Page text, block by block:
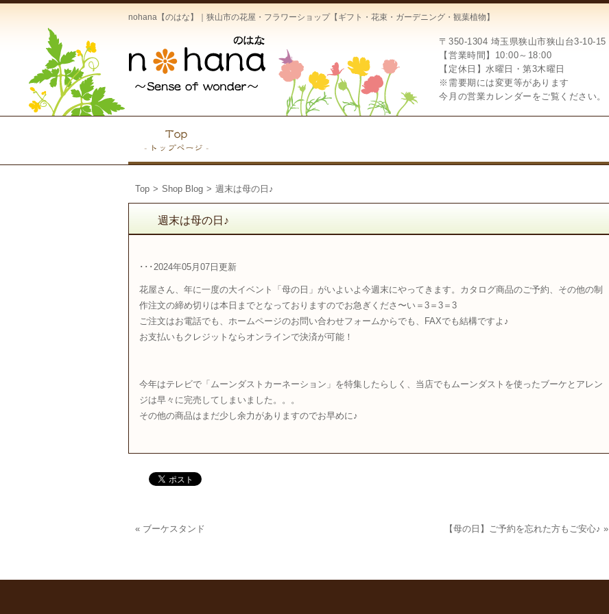
nohana【のはな】｜狭山市の花屋・フラワーショップ【ギフト・花束・ガーデニング・観葉植物】
〒350-1304 埼玉県狭山市狭山台3-10-15
【営業時間】10:00～18:00
【定休日】水曜日・第3木曜日
※需要期には変更等があります
今月の営業カレンダーをご覧ください。
Top > Shop Blog > 週末は母の日♪
週末は母の日♪
･･･2024年05月07日更新
花屋さん、年に一度の大イベント「母の日」がいよいよ今週末にやってきます。カタログ商品のご予約、その他の制
作注文の締め切りは本日までとなっておりますのでお急ぎくださ 〜い＝3＝3＝3
ご注文はお電話でも、ホームページのお問い合わせフォームからでも、FAXでも結構ですよ♪
お支払いもクレジットならオンラインで決済が可能！
今年はテレビで「ムーンダストカーネーション」を特集したらしく、当店でもムーンダストを使ったブーケとアレン
ジは早々に完売してしまいました。。。
その他の商品はまだ少し余力がありますのでお早めに♪
« ブーケスタンド 【母の日】ご予約を忘れた方もご安心♪ »